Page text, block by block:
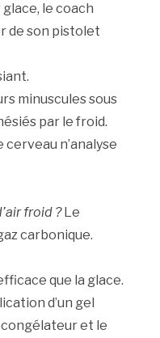
glace, le coach
de son pistolet
minuscules sous
par le froid.
n’analyse
froid ?Le
carbonique.
que la glace.
d’un gel
congélateur et le